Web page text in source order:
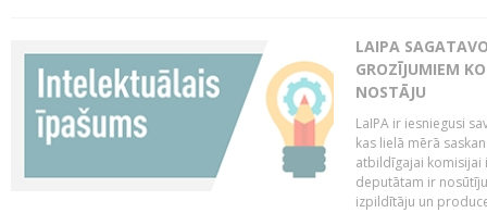
LAIPA
GROZĪJUMIEM
NOSTĀJU
LaIPA ir iesniegusi
kas lielā mērā
atbildīgajai komisijai
deputātam ir
izpildītāju un